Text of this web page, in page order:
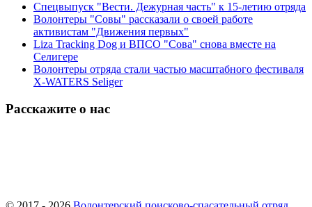
Спецвыпуск "Вести. Дежурная часть" к 15-летию отряда
Волонтеры "Совы" рассказали о своей работе
активистам "Движения первых"
Liza Tracking Dog и ВПСО "Сова" снова вместе на
Селигере
Волонтеры отряда стали частью масштабного фестиваля
X-WATERS Seliger
Расскажите о нас